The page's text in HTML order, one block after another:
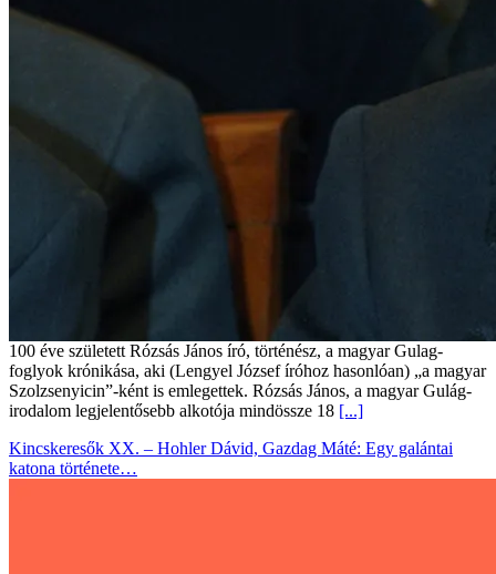
100 éve született Rózsás János író, történész, a magyar Gulag-
foglyok krónikása, aki (Lengyel József íróhoz hasonlóan) „a magyar
Szolzsenyicin”-ként is emlegettek. Rózsás János, a magyar Gulág-
irodalom legjelentősebb alkotója mindössze 18 [...]
Kincskeresők XX. – Hohler Dávid, Gazdag Máté: Egy galántai
katona története…